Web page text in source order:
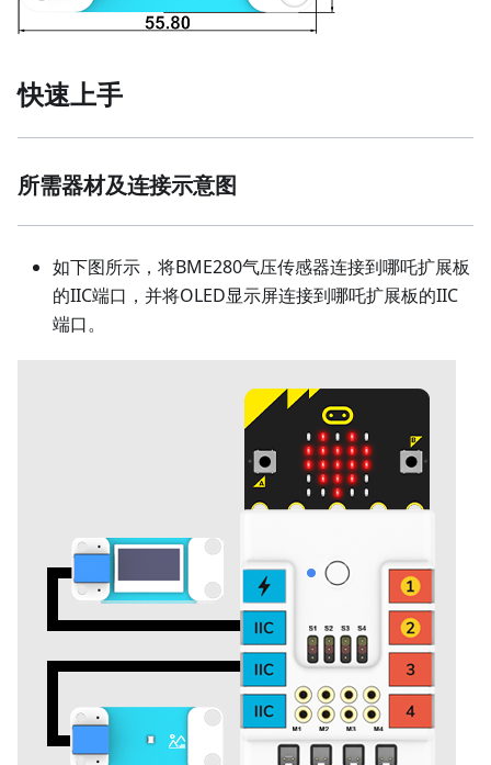
快速上手
所需器材及连接示意图
如下图所示，将BME280气压传感器连接到哪吒扩展板
的IIC端口，并将OLED显示屏连接到哪吒扩展板的IIC
端口。